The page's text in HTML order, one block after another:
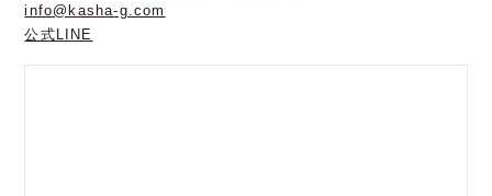
info@kasha-g.com
公式LINE